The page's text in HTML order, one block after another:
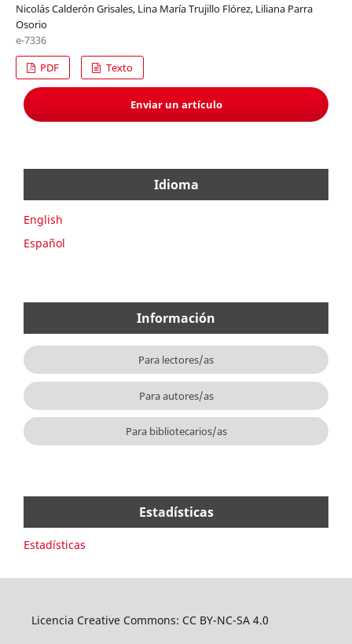
Nicolás Calderón Grisales, Lina María Trujillo Flórez, Liliana Parra
Osorio
e-7336
PDF
Texto
Enviar un artículo
Idioma
English
Español
Información
Para lectores/as
Para autores/as
Para bibliotecarios/as
Estadísticas
Estadísticas
Licencia Creative Commons: CC BY-NC-SA 4.0